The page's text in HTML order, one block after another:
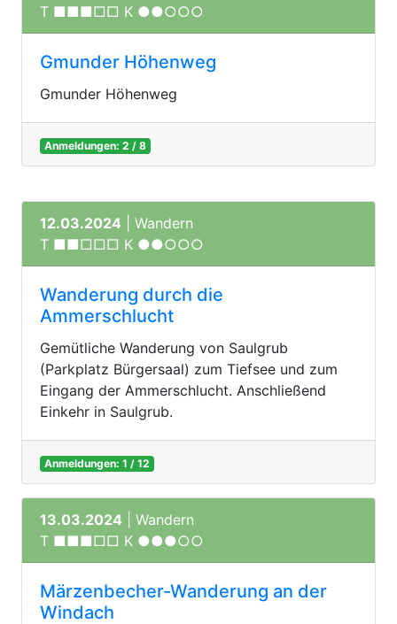
T ■■■□□ K ●●○○○
Gmunder Höhenweg
Gmunder Höhenweg
Anmeldungen: 2 / 8
12.03.2024 | Wandern
T ■■□□□ K ●●○○○
Wanderung durch die
Ammerschlucht
Gemütliche Wanderung von Saulgrub
(Parkplatz Bürgersaal) zum Tiefsee und zum
Eingang der Ammerschlucht. Anschließend
Einkehr in Saulgrub.
Anmeldungen: 1 / 12
13.03.2024 | Wandern
T ■■■□□ K ●●●○○
Märzenbecher-Wanderung an der
Windach